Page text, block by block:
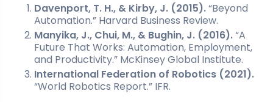
Davenport, T. H., & Kirby, J. (2015).“Beyond
Automation.” Harvard Business Review.
Manyika, J., Chui, M., & Bughin, J. (2016).“A
Future That Works: Automation, Employment,
and Productivity.” McKinsey Global Institute.
International Federation of Robotics (2021).
“World Robotics Report.” IFR.